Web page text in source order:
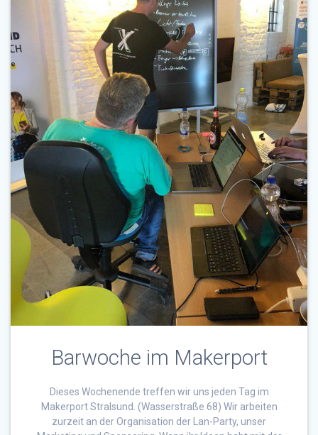
Barwoche im Makerport
Dieses Wochenende treffen wir uns jeden Tag im
Makerport Stralsund. (Wasserstraße 68) Wir arbeiten
zurzeit an der Organisation der Lan-Party, unser